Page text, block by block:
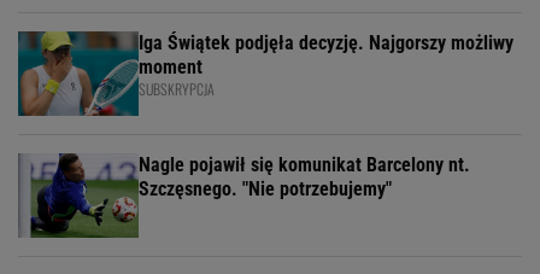
Iga Świątek podjęła decyzję. Najgorszy możliwy
moment
SUBSKRYPCJA
Nagle pojawił się komunikat Barcelony nt.
Szczęsnego. "Nie potrzebujemy"